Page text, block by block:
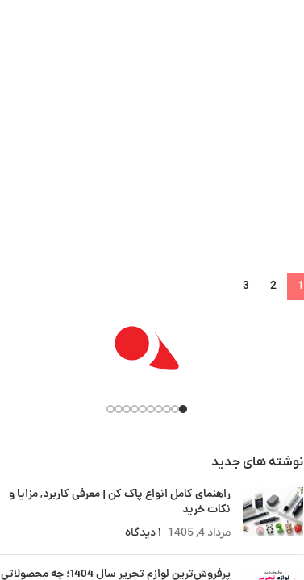
1
2
3
نوشته های جدید
راهنمای کامل انواع پاک کن | معرفی کاربرد, مزایا و
نکات خرید
مرداد 4, 1405 ۱ دیدگاه
پرفروش‌ترین لوازم تحریر سال 1404؛ چه محصولاتی